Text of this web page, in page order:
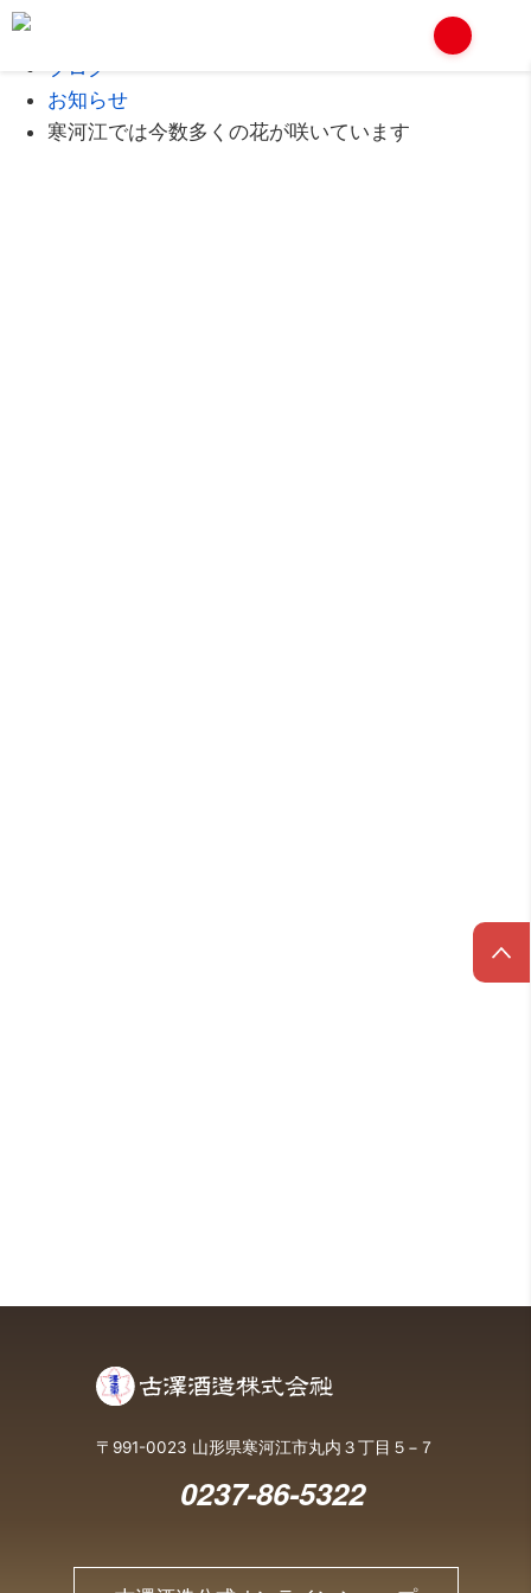
ブログ
お知らせ
寒河江では今数多くの花が咲いています
〒991-0023 山形県寒河江市丸内３丁目５−７
0237-86-5322